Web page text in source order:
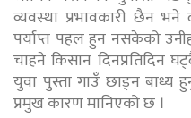
व्यवस्था प्रभावकारी छैन भने
पर्याप्त पहल हुन नसकेको
चाहने किसान दिनप्रतिदिन
युवा पुस्ता गाउँ छाड्न बाध्य
प्रमुख कारण मानिएको छ ।